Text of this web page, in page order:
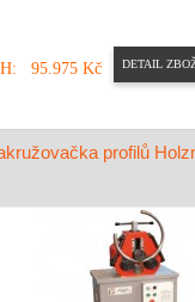
95.975 Kč DETAIL
profilů